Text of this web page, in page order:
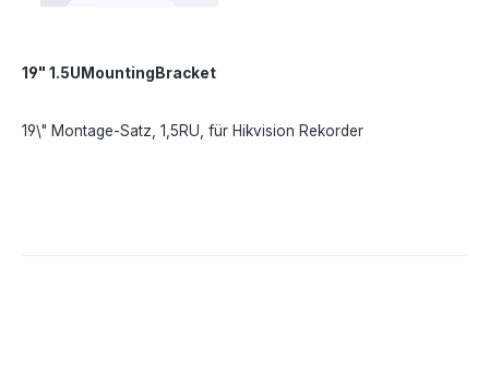
19" 1.5UMountingBracket
19\" Montage-Satz, 1,5RU, für Hikvision Rekorder